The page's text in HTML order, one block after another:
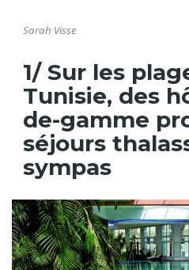
Sarah Visse
1/ Sur les
Tunisie, des
de-gamme
séjours
sympas